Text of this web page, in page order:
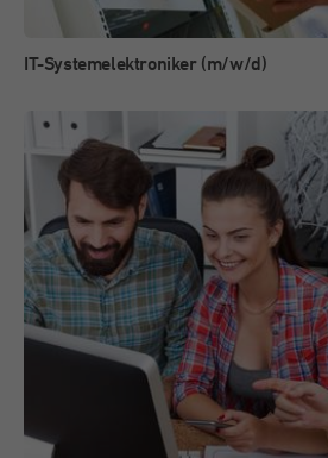
IT-Systemelektroniker (m/w/d)